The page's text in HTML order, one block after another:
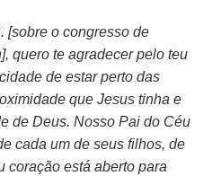
[sobre o congresso de
quero te agradecer pelo teu
de estar perto das
que Jesus tinha e
de Deus. Nosso Pai do Céu
cada um de seus filhos, de
coração está aberto para